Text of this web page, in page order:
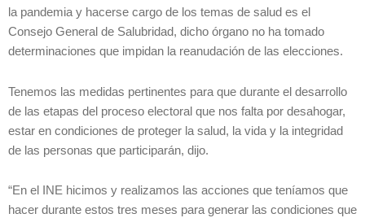
la pandemia y hacerse cargo de los temas de salud es el
Consejo General de Salubridad, dicho órgano no ha tomado
determinaciones que impidan la reanudación de las elecciones.
Tenemos las medidas pertinentes para que durante el desarrollo
de las etapas del proceso electoral que nos falta por desahogar,
estar en condiciones de proteger la salud, la vida y la integridad
de las personas que participarán, dijo.
“En el INE hicimos y realizamos las acciones que teníamos que
hacer durante estos tres meses para generar las condiciones que